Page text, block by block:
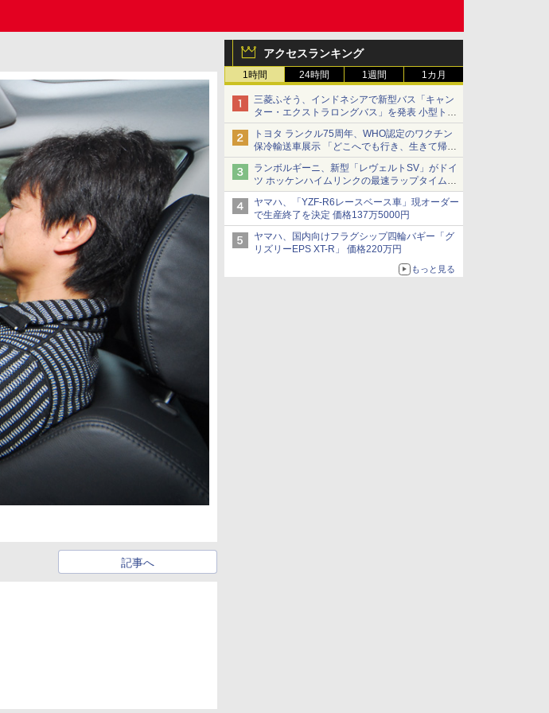
アクセスランキング
1時間 24時間 1週間 1カ月
三菱ふそう、インドネシアで新型バス「キャン
ター・エクストラロングバス」を発表 小型トラ
ックベースの観光・旅客輸送向けバス
トヨタ ランクル75周年、WHO認定のワクチン
保冷輸送車展示 「どこへでも行き、生きて帰っ
てこられる」ランドクルーザーで命をつなぐ
ランボルギーニ、新型「レヴェルトSV」がドイ
ツ ホッケンハイムリンクの最速ラップタイムを
記録
ヤマハ、「YZF-R6レースベース車」現オーダー
で生産終了を決定 価格137万5000円
ヤマハ、国内向けフラグシップ四輪バギー「グ
リズリーEPS XT-R」 価格220万円
もっと見る
記事へ